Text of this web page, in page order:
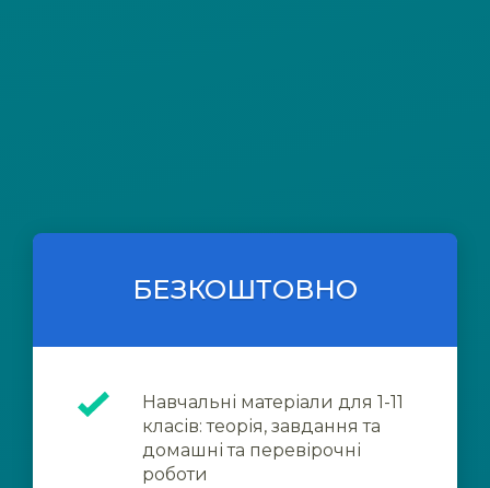
БЕЗКОШТОВНО
Навчальні матеріали для 1-11
класів: теорія, завдання та
домашні та перевірочні
роботи